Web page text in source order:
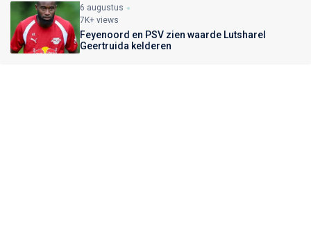
6 augustus
7K+ views
Feyenoord en PSV zien waarde Lutsharel
Geertruida kelderen